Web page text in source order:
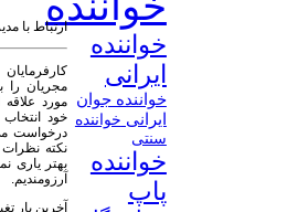
ارتباط با
مجریان را
مورد
خود
درخواست
نکته
بهتر یاری
آرزومندیم.
خواننده
ایرانی
خواننده جوان
ایرانی خواننده
سنتی
خواننده
پاپ